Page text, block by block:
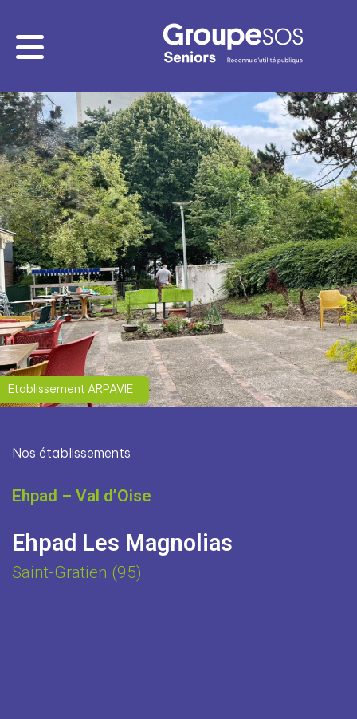
Nos établissements
Ehpad – Val d’Oise
Ehpad Les Magnolias
Saint-Gratien (95)
Etablissement ARPAVIE